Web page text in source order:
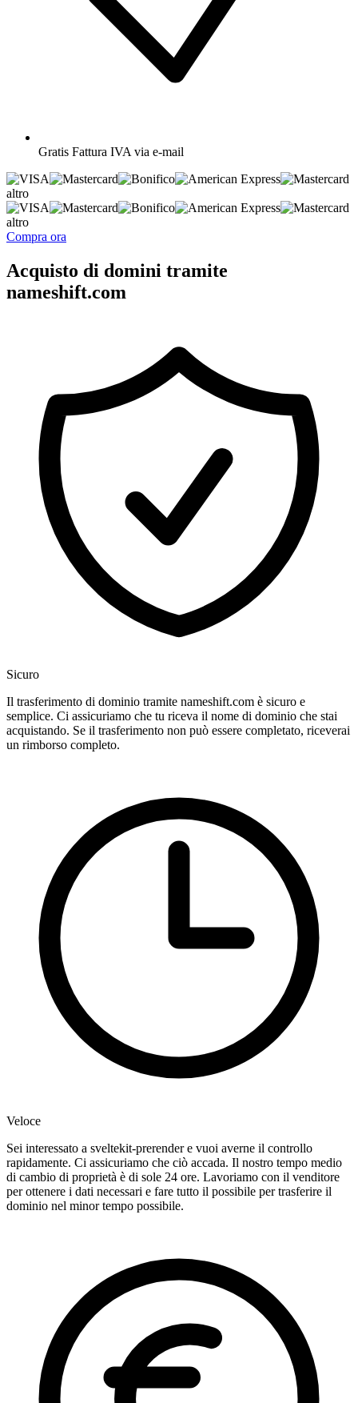
Gratis Fattura IVA via e-mail
altro
altro
Compra ora
Acquisto di domini tramite
nameshift.com
Sicuro
Il trasferimento di dominio tramite nameshift.com è sicuro e
semplice. Ci assicuriamo che tu riceva il nome di dominio che stai
acquistando. Se il trasferimento non può essere completato, riceverai
un rimborso completo.
Veloce
Sei interessato a sveltekit-prerender e vuoi averne il controllo
rapidamente. Ci assicuriamo che ciò accada. Il nostro tempo medio
di cambio di proprietà è di sole 24 ore. Lavoriamo con il venditore
per ottenere i dati necessari e fare tutto il possibile per trasferire il
dominio nel minor tempo possibile.